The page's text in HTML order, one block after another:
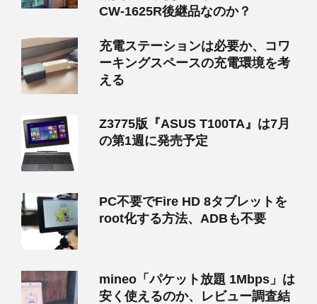
CW-1625R後継品なのか？
充電ステーションは必要か、コワ
ーキングスペースの充電環境を考
える
Z3775版『ASUS T100TA』は7月
の第1週に発売予定
PC不要でFire HD 8タブレットを
root化する方法、ADBも不要
mineo「パケット放題 1Mbps」は
安く使えるのか、レビュー調査結